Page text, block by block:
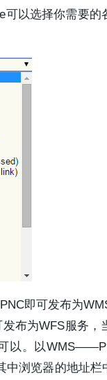
可以选择你需要的
即可发布为
布为WFS服务，
以。以
中浏览器的地址栏